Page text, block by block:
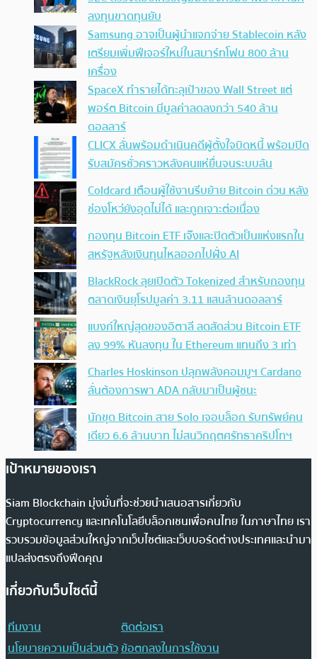
ลงทุนขาดทุนยับ
Samsung อาจเป็นผู้นำแจกจ่าย Stablecoin หลัง
เตรียมเพิ่มฟีเจอร์ใหม่ในสมาร์ทโฟน 800 ล้าน
เครื่อง
SpaceX ทำรายได้ทะลุเป้าของ Wall Street แต่
พอร์ต Bitcoin มีมูลค่าลดลงกว่า 540 ล้าน
ดอลลาร์
CLICX ลั่นพร้อมดำเนินคดีผู้ตั้งใจบิดหนี้ พร้อมปิด
รับสมัครชั่วคราวหลังคนแห่ยื่นจนระบบล้น
Coldcard เตือนผู้ใช้งานรีบย้าย Bitcoin ด่วน หลัง
ช่องโหว่ยังอุดไม่ได้ และถูกเจาะต่อเนื่อง
กองทุน Bitcoin ETF เจ๊งและปิดตัวเป็นแห่งแรกใน
สหรัฐหลังเงินทุนไหลออกไปฝั่ง AI
BlackRock ลุยเปิดตัว Tokenized สำหรับกองทุน
ตลาดเงินยุโรปมูลค่า 3.11 แสนล้านดอลลาร์
แบงก์ใหญ่สุดของอิตาลี ลดสัดส่วน Bitcoin ETF
ลง 99% หันลงทุน ใน Ethereum แทนถึง 3 เท่า
Charles Hoskinson ปลุกพลังคอมมูฯ Cardano
ลั่นต้องการพา ADA กลับมาเป็นผู้ชนะ
นักขุด Bitcoin สาย Solo เจอบล็อก รับทรัพย์คน
เดียว 6.6 ล้านบาท ไม่สนวิกฤตศรัทธาคริปโทฯ
เป้าหมายของเรา
Siam Blockchain มุ่งมั่นที่จะช่วยนำเสนอสารเกี่ยวกับ
Cryptocurrency และเทคโนโลยีบล็อกเชนเพื่อคนไทย ในภาษาไทย เรา
รวบรวมข้อมูลส่วนใหญ่จากเว็บไซต์และเว็บบอร์ดต่างประเทศและนำมา
แปลส่งตรงถึงฟีดคุณ
เกี่ยวกับเว็บไซต์นี้
ทีมงาน
ติดต่อเรา
นโยบายความเป็นส่วนตัวข้อตกลงในการใช้งาน